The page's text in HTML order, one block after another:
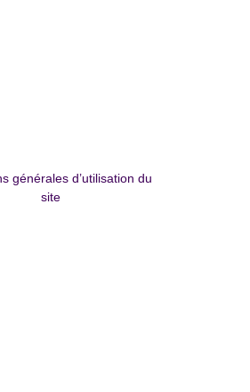
générales d’utilisation du
site